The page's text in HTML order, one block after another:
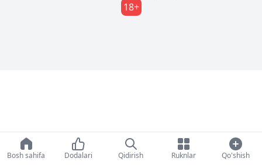
18+
Bosh sahifa Dodalari Qidirish Ruknlar Qo'shish